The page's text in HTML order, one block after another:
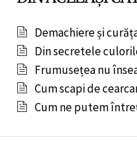
Demachiere și
Din secretele
Frumusețea nu
Cum scapi de
Cum ne putem